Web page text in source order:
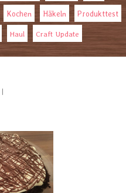
Kochen Häkeln Produkttest
Haul Craft Update